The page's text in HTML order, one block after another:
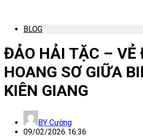
BLOG
ĐẢO HẢI TẶC – VẺ
HOANG SƠ GIỮA
KIÊN GIANG
BY Cường
09/02/2026 16:36